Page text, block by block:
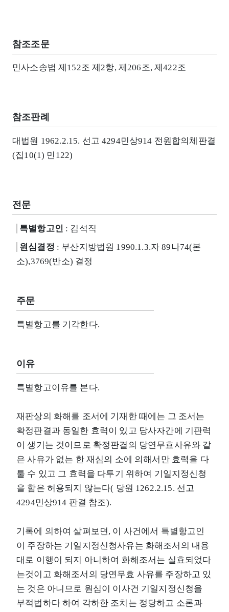
참조조문
민사소송법 제152조 제2항, 제206조, 제422조
참조판례
대법원 1962.2.15. 선고 4294민상914 전원합의체판결
(집10(1) 민122)
전문
특별항고인 : 김석직
원심결정 : 부산지방법원 1990.1.3.자 89나74(본
소),3769(반소) 결정
주문
특별항고를 기각한다.
이유
특별항고이유를 본다.
재판상의 화해를 조서에 기재한 때에는 그 조서는
확정판결과 동일한 효력이 있고 당사자간에 기판력
이 생기는 것이므로 확정판결의 당연무효사유와 같
은 사유가 없는 한 재심의 소에 의해서만 효력을 다
툴 수 있고 그 효력을 다투기 위하여 기일지정신청
을 함은 허용되지 않는다( 당원 1262.2.15. 선고
4294민상914 판결 참조).
기록에 의하여 살펴보면, 이 사건에서 특별항고인
이 주장하는 기일지정신청사유는 화해조서의 내용
대로 이행이 되지 아니하여 화해조서는 실효되었다
는것이고 화해조서의 당연무효 사유를 주장하고 있
는 것은 아니므로 원심이 이사건 기일지정신청을
부적법하다 하여 각하한 조치는 정당하고 소론과